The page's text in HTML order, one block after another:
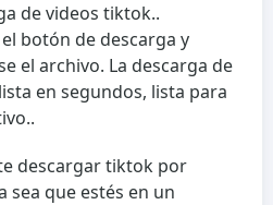
de videos tiktok..
botón de descarga y
el archivo. La descarga de
en segundos, lista para
descargar tiktok por
sea que estés en un